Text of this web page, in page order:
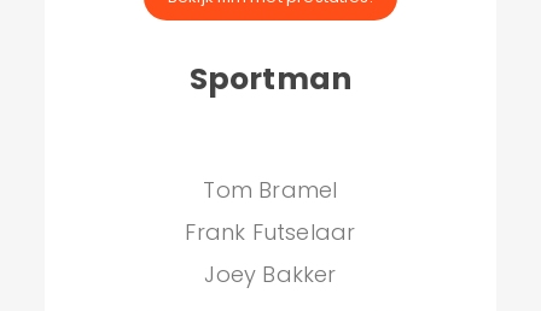
Sportman
Tom Bramel
Frank Futselaar
Joey Bakker